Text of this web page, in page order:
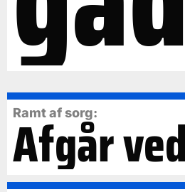
Ramt af sorg:
Afgår